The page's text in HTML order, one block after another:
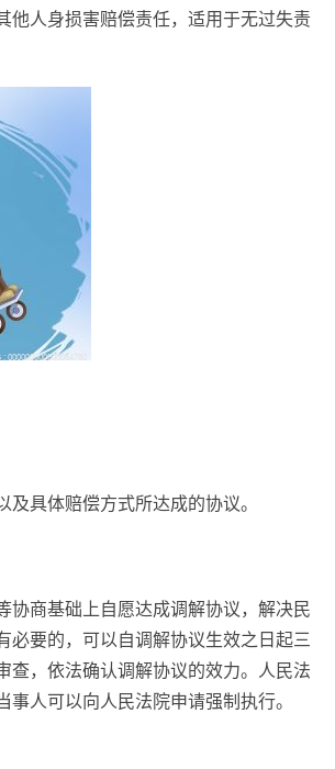
他人身损害赔偿责任，适用于无过失责
具体赔偿方式所达成的协议。
协商基础上自愿达成调解协议，解决民
必要的，可以自调解协议生效之日起三
查，依法确认调解协议的效力。人民法
人可以向人民法院申请强制执行。